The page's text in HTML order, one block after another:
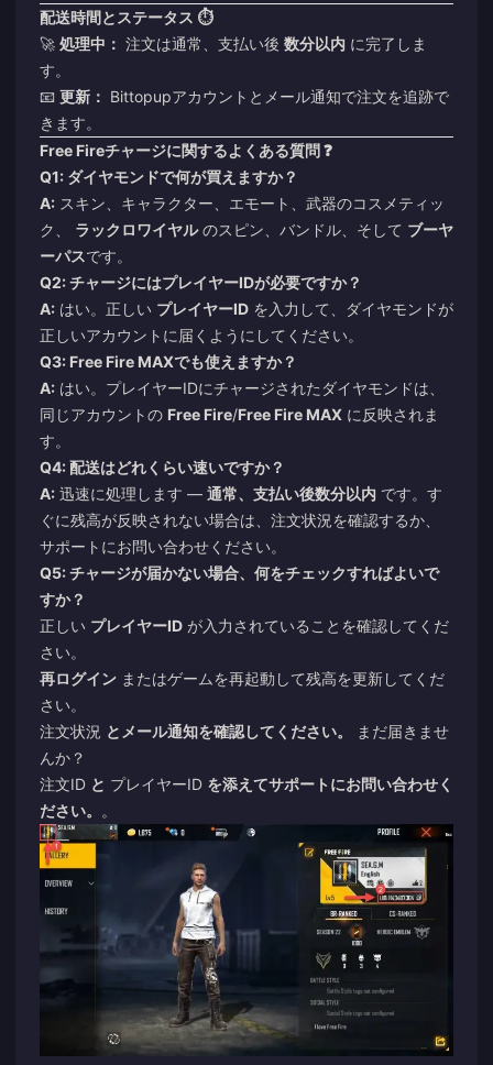
配送時間とステータス ⏱️
🚀 処理中： 注文は通常、支払い後 数分以内 に完了しま
す。
📧 更新： Bittopupアカウントとメール通知で注文を追跡で
きます。
Free Fireチャージに関するよくある質問 ❓
Q1: ダイヤモンドで何が買えますか？
A: スキン、キャラクター、エモート、武器のコスメティッ
ク、 ラックロワイヤルのスピン、バンドル、そして ブーヤ
ーパスです。
Q2: チャージにはプレイヤーIDが必要ですか？
A: はい。正しい プレイヤーID を入力して、ダイヤモンドが
正しいアカウントに届くようにしてください。
Q3: Free Fire MAXでも使えますか？
A: はい。プレイヤーIDにチャージされたダイヤモンドは、
同じアカウントの Free Fire/Free Fire MAX に反映されま
す。
Q4: 配送はどれくらい速いですか？
A: 迅速に処理します — 通常、支払い後数分以内 です。す
ぐに残高が反映されない場合は、注文状況を確認するか、
サポートにお問い合わせください。
Q5: チャージが届かない場合、何をチェックすればよいで
すか？
正しい プレイヤーID が入力されていることを確認してくだ
さい。
再ログイン またはゲームを再起動して残高を更新してくだ
さい。
注文状況 とメール通知を確認してください。
まだ届きませ
んか？
注文ID と プレイヤーID を添えてサポートにお問い合わせく
ださい。
。